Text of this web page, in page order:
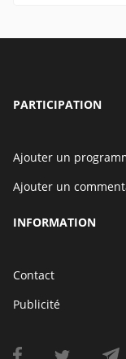
PARTICIPATION
Ajouter un
Ajouter un
INFORMATION
Contact
Publicité